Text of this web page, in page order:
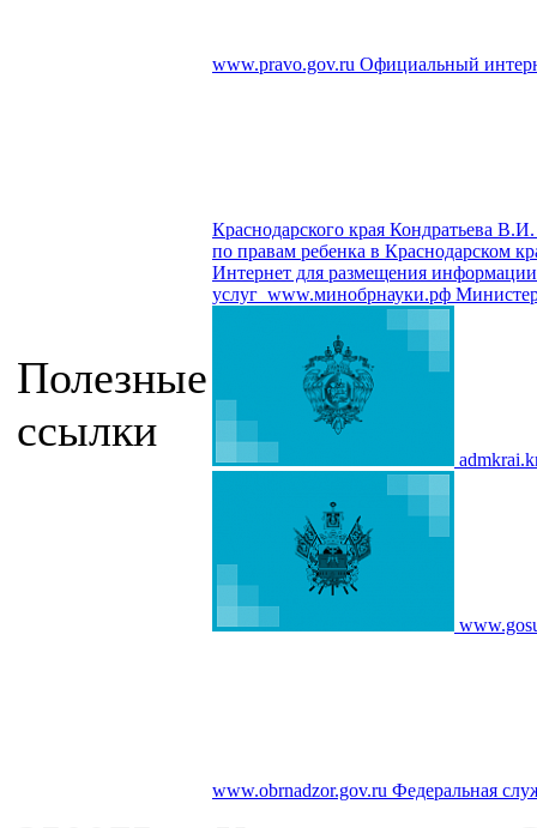
Полезные
ссылки
www.pravo.gov.ru Официальный
Краснодарского края Кондратьева В.И.
по правам ребенка в Краснодарском
Интернет для размещения информации
услуг www.минобрнауки.рф
www.obrnadzor.gov.ru Федеральная